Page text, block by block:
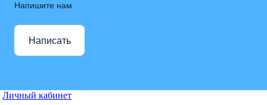
Напишите нам
Написать
Личный кабинет